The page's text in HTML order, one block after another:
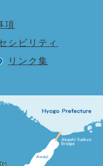
項
シビリティ
リンク集